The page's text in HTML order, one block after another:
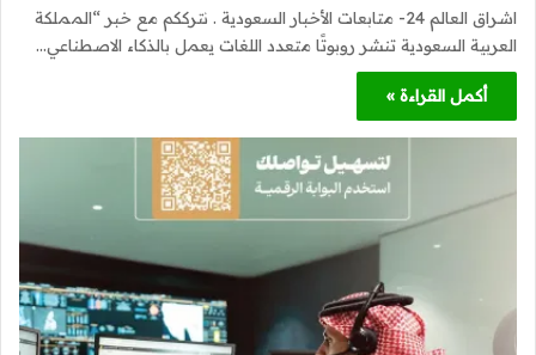
اشراق العالم 24- متابعات الأخبار السعودية . نترككم مع خبر “المملكة
العربية السعودية تنشر روبوتًا متعدد اللغات يعمل بالذكاء الاصطناعي…
أكمل القراءة »